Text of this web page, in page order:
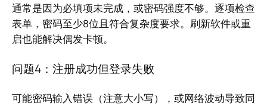
通常是因为必填项未完成，或密码强度不够。逐项检查
表单，密码至少8位且符合复杂度要求。刷新软件或重
启也能解决偶发卡顿。
问题4：注册成功但登录失败
可能密码输入错误（注意大小写），或网络波动导致同